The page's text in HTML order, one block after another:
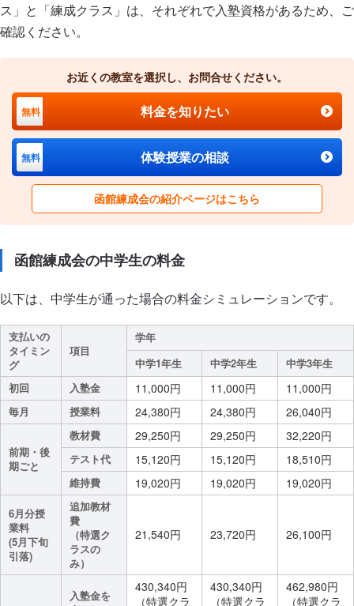
ス」と「練成クラス」は、それぞれで入塾資格があるため、ご
確認ください。
お近くの教室を選択し、お問合せください。
無料 料金を知りたい
無料 体験授業の相談
函館練成会の紹介ページはこちら
函館練成会の中学生の料金
以下は、中学生が通った場合の料金シミュレーションです。
支払いの
タイミン
グ
項目
学年
中学1年生
中学2年生
中学3年生
初回
入塾金 11,000円 11,000円 11,000円
毎月 授業料 24,380円 24,380円 26,040円
前期・後
期ごと
教材費 29,250円 29,250円 32,220円
テスト代 15,120円 15,120円 18,510円
維持費 19,020円 19,020円 19,020円
6月分授
業料
(5月下旬
引落)
追加教材
費
（特選ク
ラスの
み）
21,540円 23,720円 26,100円
入塾金を
430,340円
（特選クラ
430,340円
（特選クラ
462,980円
（特選クラ